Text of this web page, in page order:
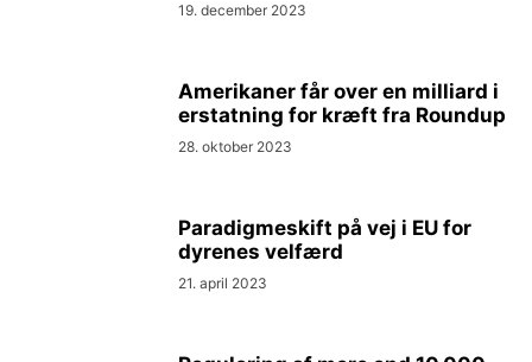
19. december 2023
Amerikaner får over en milliard i
erstatning for kræft fra Roundup
28. oktober 2023
Paradigmeskift på vej i EU for
dyrenes velfærd
21. april 2023